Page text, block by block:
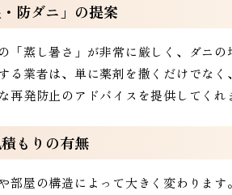
防ダニ」の提案
「蒸し暑さ」が非常に厳しく、ダニ
る業者は、単に薬剤を撒くだけでな
再発防止のアドバイスを提供してくれ
もりの有無
部屋の構造によって大きく変わりま